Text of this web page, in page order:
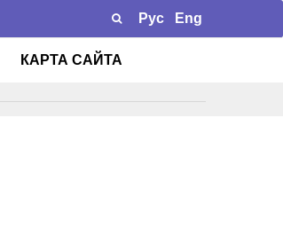
Рус Eng
КАРТА САЙТА